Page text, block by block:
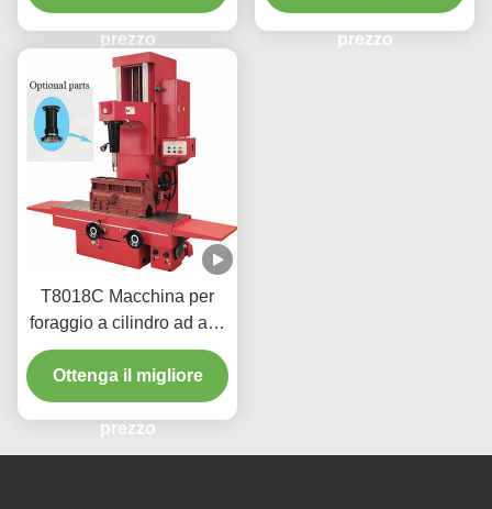
prezzo prezzo
T8018C Macchina per
foraggio a cilindro ad alta
precisione per veicoli
pesanti
Ottenga il migliore
prezzo